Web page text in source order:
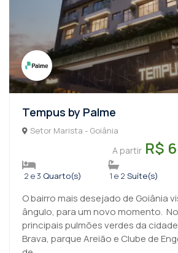
Tempus by Palme
Setor Marista - Goiânia
A partir R$
2 e 3 Quarto(s) 1 e 2 Suíte(s)
O bairro mais desejado de Goiânia
ângulo, para um novo momento.
principais pulmões verdes da
Brava, parque Areião e Clube de